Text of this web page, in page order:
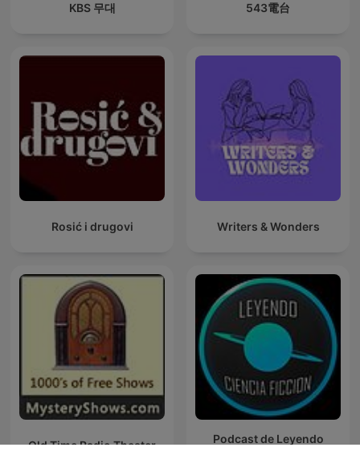
KBS 무대 543電台
Rosić i drugovi Writers & Wonders
Old Time Radio Theater
Podcast de Leyendo